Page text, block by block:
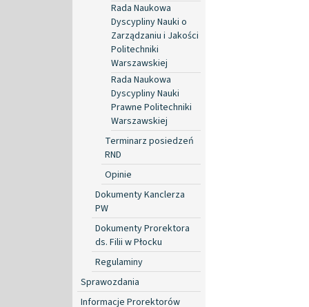
Rada Naukowa
Dyscypliny Nauki o
Zarządzaniu i Jakości
Politechniki
Warszawskiej
Rada Naukowa
Dyscypliny Nauki
Prawne Politechniki
Warszawskiej
Terminarz posiedzeń
RND
Opinie
Dokumenty Kanclerza
PW
Dokumenty Prorektora
ds. Filii w Płocku
Regulaminy
Sprawozdania
Informacje Prorektorów